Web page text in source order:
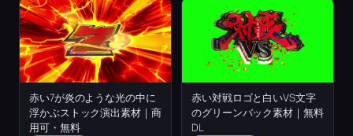
赤い7が炎のような光の中に
浮かぶストック演出素材｜商
用可・無料
赤い対戦ロゴと白いVS文字
のグリーンバック素材｜無料
DL